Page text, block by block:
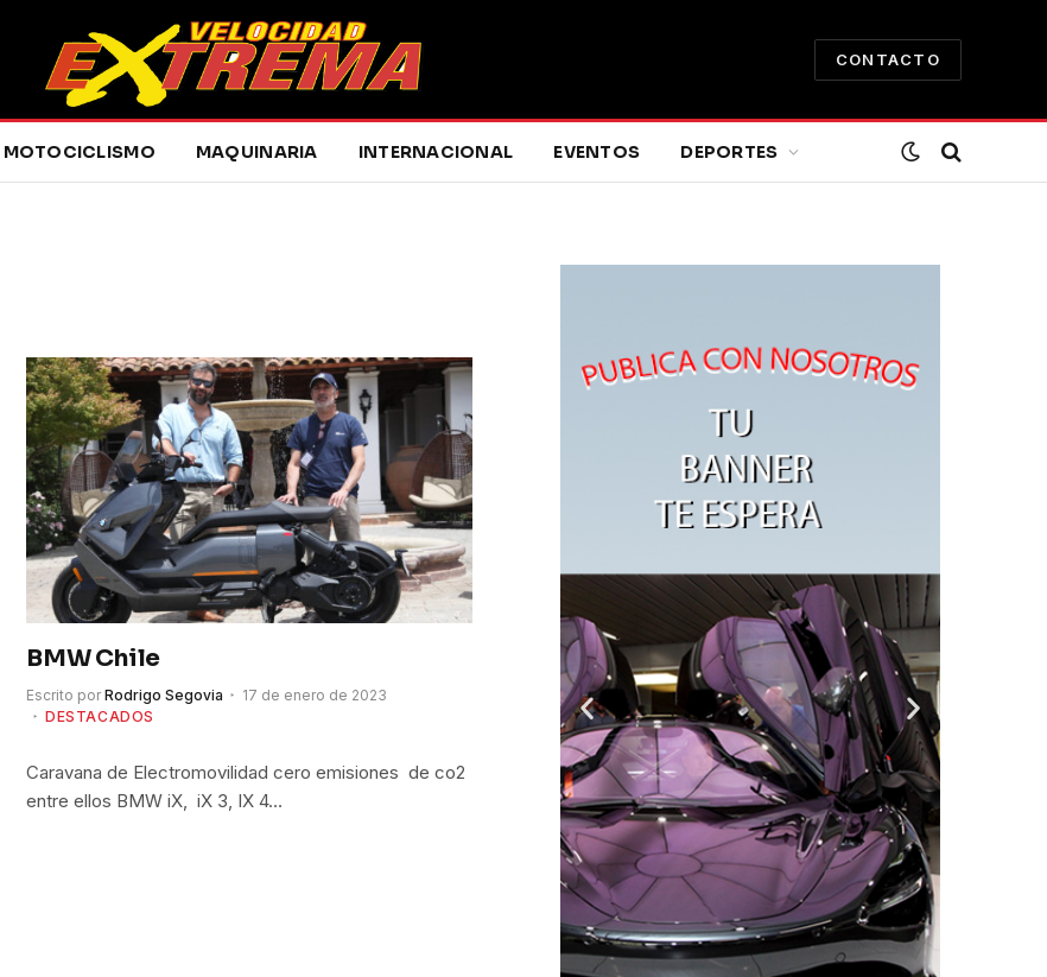
CONTACTO
MOTOCICLISMO MAQUINARIA INTERNACIONAL EVENTOS DEPORTES
BMW Chile
Escrito por Rodrigo Segovia
17 de enero de 2023
DESTACADOS
Caravana de Electromovilidad cero emisiones de co2
entre ellos BMW iX, iX 3, IX 4…